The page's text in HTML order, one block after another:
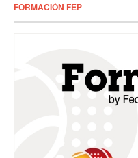
FORMACIÓN FEP